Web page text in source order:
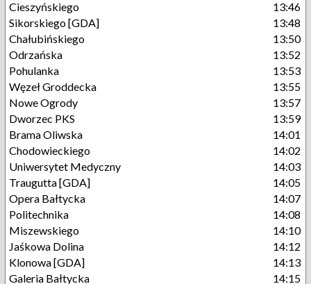
Cieszyńskiego
13:46
Sikorskiego [GDA]
13:48
Chałubińskiego
13:50
Odrzańska
13:52
Pohulanka
13:53
Węzeł Groddecka
13:55
Nowe Ogrody
13:57
Dworzec PKS
13:59
Brama Oliwska
14:01
Chodowieckiego
14:02
Uniwersytet Medyczny
14:03
Traugutta [GDA]
14:05
Opera Bałtycka
14:07
Politechnika
14:08
Miszewskiego
14:10
Jaśkowa Dolina
14:12
Klonowa [GDA]
14:13
Galeria Bałtycka
14:15